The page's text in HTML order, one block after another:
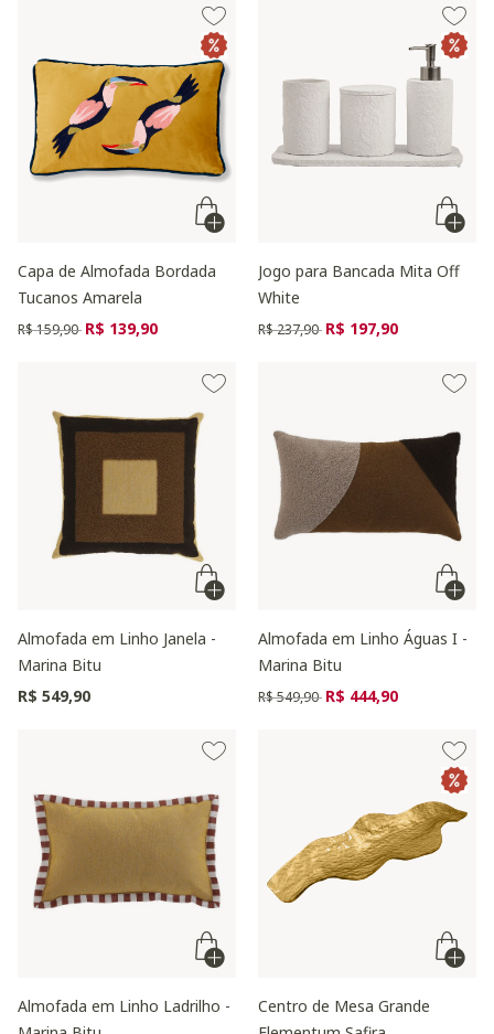
Capa de Almofada Bordada
Tucanos Amarela
Preço reduzido de
R$ 159,90 para
R$ 139,90
Jogo para Bancada Mita Off
White
Preço reduzido de
R$ 237,90 para
R$ 197,90
Almofada em Linho Janela -
Marina Bitu
R$ 549,90
Almofada em Linho Águas I -
Marina Bitu
Preço reduzido de
R$ 549,90 para
R$ 444,90
Almofada em Linho Ladrilho -
Centro de Mesa Grande